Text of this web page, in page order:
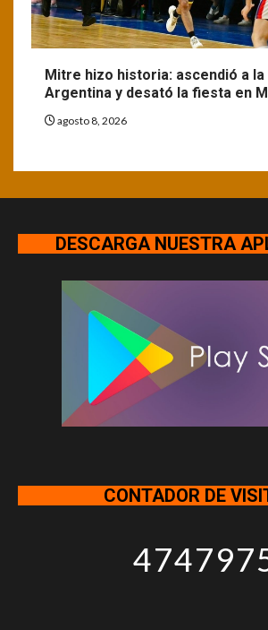
Mitre hizo historia: ascendió a la
Argentina y desató la fiesta en
agosto 8, 2026
DESCARGA NUESTRA
CONTADOR DE